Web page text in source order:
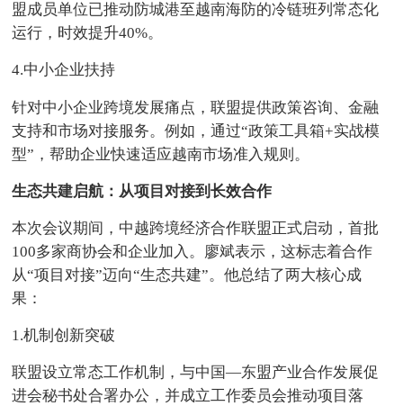
盟成员单位已推动防城港至越南海防的冷链班列常态化
运行，时效提升40%。
4.中小企业扶持
针对中小企业跨境发展痛点，联盟提供政策咨询、金融
支持和市场对接服务。例如，通过“政策工具箱+实战模
型”，帮助企业快速适应越南市场准入规则。
生态共建启航：从项目对接到长效合作
本次会议期间，中越跨境经济合作联盟正式启动，首批
100多家商协会和企业加入。廖斌表示，这标志着合作
从“项目对接”迈向“生态共建”。他总结了两大核心成
果：
1.机制创新突破
联盟设立常态工作机制，与中国—东盟产业合作发展促
进会秘书处合署办公，并成立工作委员会推动项目落